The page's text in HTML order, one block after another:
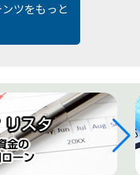
ツをもっと